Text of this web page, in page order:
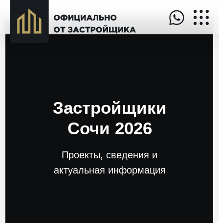
Проекты, сведения и
актуальная информация
Застройщики
Сочи 2026